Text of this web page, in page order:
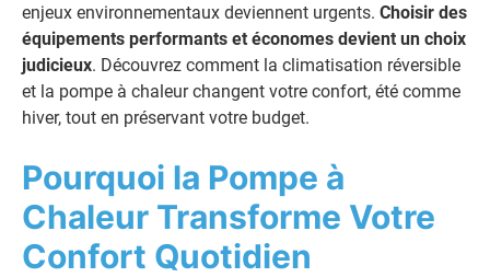
enjeux environnementaux deviennent urgents. Choisir des
équipements performants et économes devient un choix
judicieux. Découvrez comment la climatisation réversible
et la pompe à chaleur changent votre confort, été comme
hiver, tout en préservant votre budget.
Pourquoi la Pompe à
Chaleur Transforme Votre
Confort Quotidien